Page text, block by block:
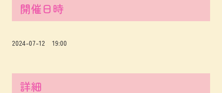
開催日時
2024-07-12 19:00
詳細